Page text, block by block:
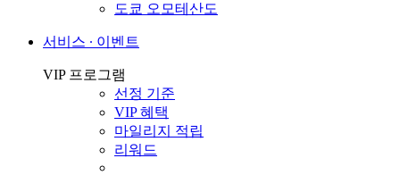
도쿄 오모테산도
서비스 ∙ 이벤트
VIP 프로그램
선정 기준
VIP 혜택
마일리지 적립
리워드